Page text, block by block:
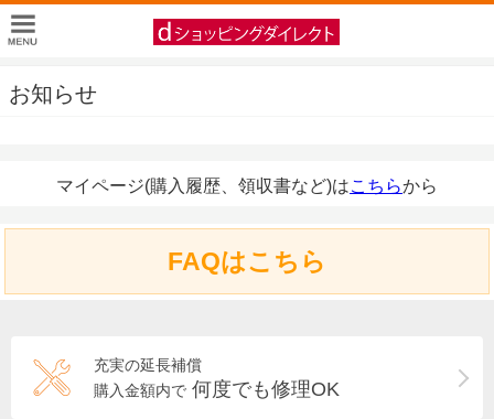
お知らせ
マイページ(購入履歴、領収書など)はこちらから
FAQはこちら
充実の延長補償
購入金額内で 何度でも修理OK